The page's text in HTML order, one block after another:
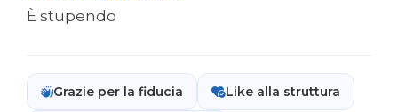
È stupendo
Grazie per la fiducia Like alla struttura